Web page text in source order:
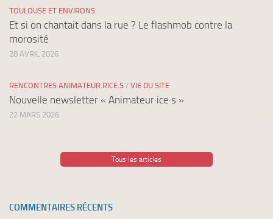
TOULOUSE ET ENVIRONS
Et si on chantait dans la rue ? Le flashmob contre la
morosité
28 AVRIL 2026
RENCONTRES ANIMATEUR.RICE.S / VIE DU SITE
Nouvelle newsletter « Animateur·ice·s »
22 MARS 2026
Tous les articles
COMMENTAIRES RÉCENTS